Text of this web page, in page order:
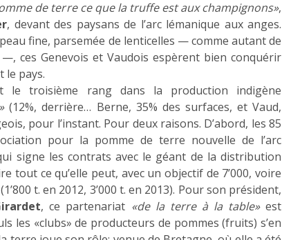
de terre ce que la truffe est aux champignons»,
, devant des paysans de l’arc lémanique aux anges.
fine, parsemée de lenticelles — comme autant de
ces Genevois et Vaudois espèrent bien conquérir
le pays.
le troisième rang dans la production indigène
(12%, derrière… Berne, 35% des surfaces, et Vaud,
pour l’instant. Pour deux raisons. D’abord, les 85
pour la pomme de terre nouvelle de l’arc
signe les contrats avec le géant de la distribution
tout ce qu’elle peut, avec un objectif de 7’000, voire
t. en 2012, 3’000 t. en 2013). Pour son président,
, ce partenariat «de la terre à la table»est
les «clubs» de producteurs de pommes (fruits) s’en